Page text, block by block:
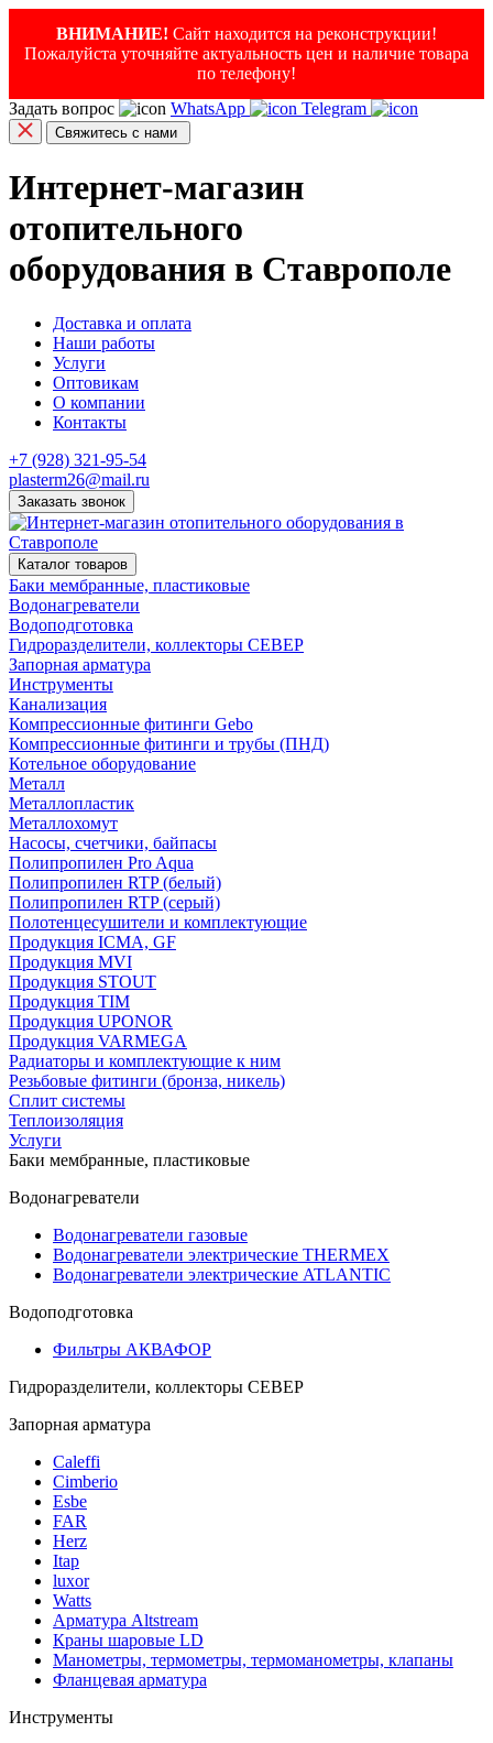
ВНИМАНИЕ! Сайт находится на реконструкции!
Пожалуйста уточняйте актуальность цен и наличие товара
по телефону!
Задать вопрос
WhatsApp Telegram
Свяжитесь с нами
Интернет-магазин
отопительного
оборудования в Ставрополе
Доставка и оплата
Наши работы
Услуги
Оптовикам
О компании
Контакты
+7 (928) 321-95-54
plasterm26@mail.ru
Заказать звонок
Каталог товаров
Баки мембранные, пластиковые
Водонагреватели
Водоподготовка
Гидроразделители, коллекторы СЕВЕР
Запорная арматура
Инструменты
Канализация
Компрессионные фитинги Gebo
Компрессионные фитинги и трубы (ПНД)
Котельное оборудование
Металл
Металлопластик
Металлохомут
Насосы, счетчики, байпасы
Полипропилен Pro Aqua
Полипропилен RTP (белый)
Полипропилен RTP (серый)
Полотенцесушители и комплектующие
Продукция ICMA, GF
Продукция MVI
Продукция STOUT
Продукция TIM
Продукция UPONOR
Продукция VARMEGA
Радиаторы и комплектующие к ним
Резьбовые фитинги (бронза, никель)
Сплит системы
Теплоизоляция
Услуги
Баки мембранные, пластиковые
Водонагреватели
Водонагреватели газовые
Водонагреватели электрические THERMEX
Водонагреватели электрические ATLANTIC
Водоподготовка
Фильтры АКВАФОР
Гидроразделители, коллекторы СЕВЕР
Запорная арматура
Caleffi
Cimberio
Esbe
FAR
Herz
Itap
luxor
Watts
Арматура Altstream
Краны шаровые LD
Манометры, термометры, термоманометры, клапаны
Фланцевая арматура
Инструменты